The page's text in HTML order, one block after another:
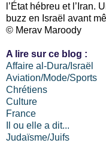
l’État hébreu et l’Iran.
buzz en Israël avant
© Merav Maroody
A lire sur ce blog :
Affaire al-Dura/Israël
Aviation/Mode/Sports
Chrétiens
Culture
France
Il ou elle a dit...
Judaïsme/Juifs